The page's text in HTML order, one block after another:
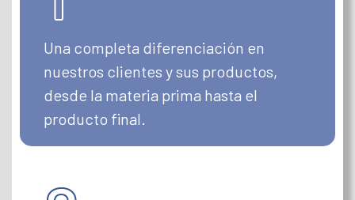
Una completa diferenciación en
nuestros clientes y sus productos,
desde la materia prima hasta el
producto final.